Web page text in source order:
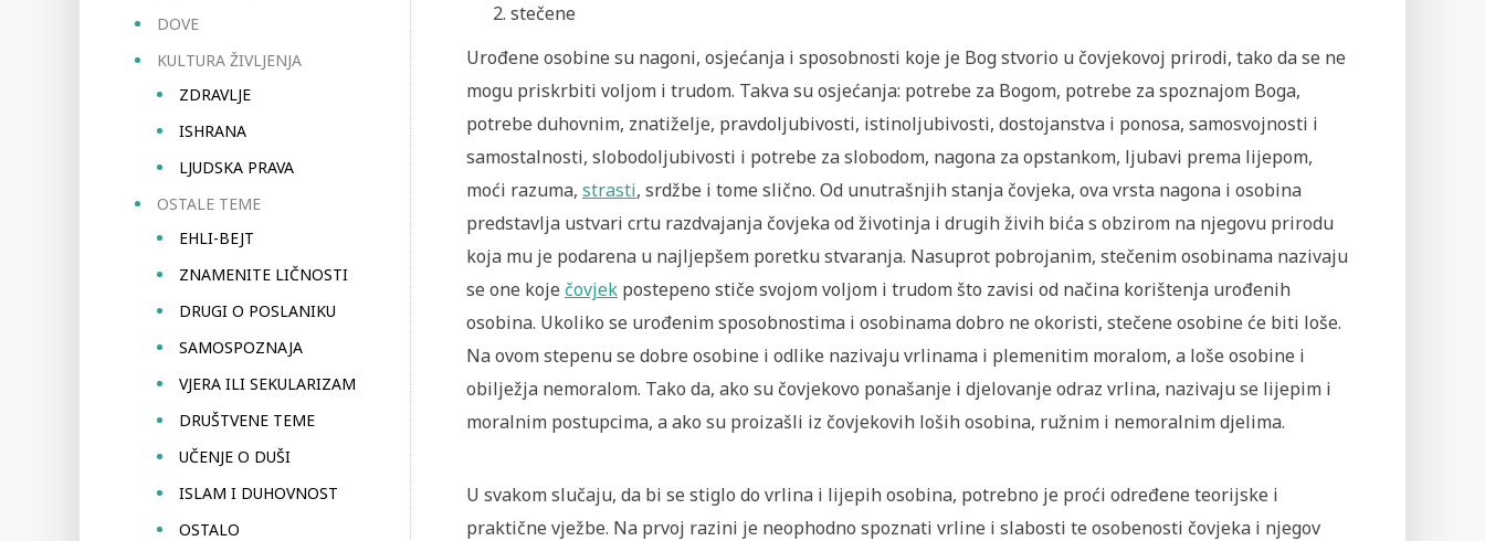
DOVE
KULTURA ŽIVLJENJA
ZDRAVLJE
ISHRANA
LJUDSKA PRAVA
OSTALE TEME
EHLI-BEJT
ZNAMENITE LIČNOSTI
DRUGI O POSLANIKU
SAMOSPOZNAJA
VJERA ILI SEKULARIZAM
DRUŠTVENE TEME
UČENJE O DUŠI
ISLAM I DUHOVNOST
OSTALO
stečene
Urođene osobine su nagoni, osjećanja i sposobnosti koje je Bog stvorio u čovjekovoj prirodi, tako da se ne
mogu priskrbiti voljom i trudom. Takva su osjećanja: potrebe za Bogom, potrebe za spoznajom Boga,
potrebe duhovnim, znatiželje, pravdoljubivosti, istinoljubivosti, dostojanstva i ponosa, samosvojnosti i
samostalnosti, slobodoljubivosti i potrebe za slobodom, nagona za opstankom, ljubavi prema lijepom,
moći razuma, strasti, srdžbe i tome slično. Od unutrašnjih stanja čovjeka, ova vrsta nagona i osobina
predstavlja ustvari crtu razdvajanja čovjeka od životinja i drugih živih bića s obzirom na njegovu prirodu
koja mu je podarena u najljepšem poretku stvaranja. Nasuprot pobrojanim, stečenim osobinama nazivaju
se one koje čovjek postepeno stiče svojom voljom i trudom što zavisi od načina korištenja urođenih
osobina. Ukoliko se urođenim sposobnostima i osobinama dobro ne okoristi, stečene osobine će biti loše.
Na ovom stepenu se dobre osobine i odlike nazivaju vrlinama i plemenitim moralom, a loše osobine i
obilježja nemoralom. Tako da, ako su čovjekovo ponašanje i djelovanje odraz vrlina, nazivaju se lijepim i
moralnim postupcima, a ako su proizašli iz čovjekovih loših osobina, ružnim i nemoralnim djelima.
U svakom slučaju, da bi se stiglo do vrlina i lijepih osobina, potrebno je proći određene teorijske i
praktične vježbe. Na prvoj razini je neophodno spoznati vrline i slabosti te osobenosti čovjeka i njegov